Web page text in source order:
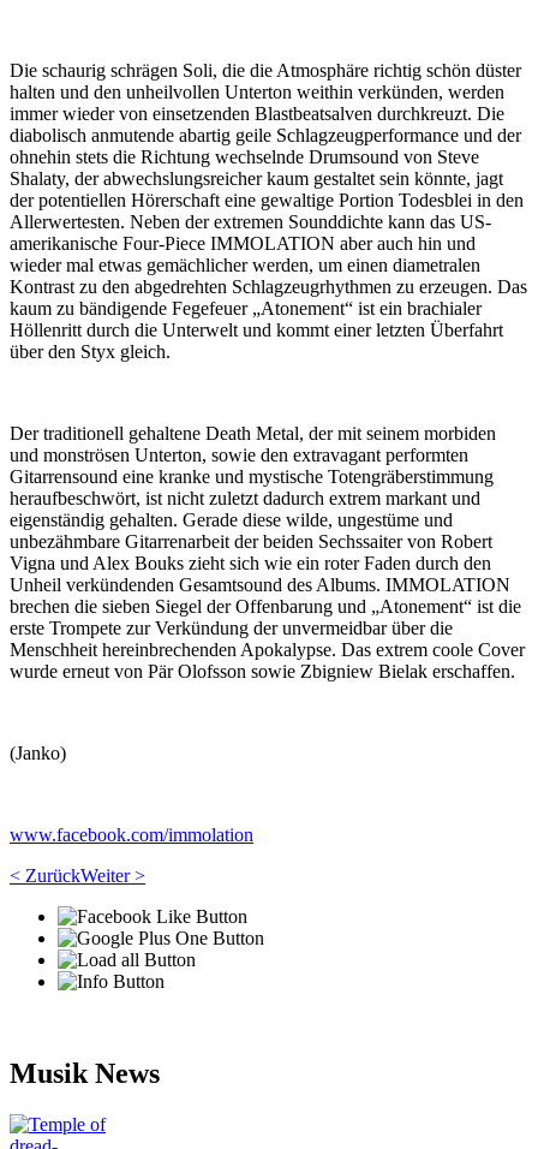
Die schaurig schrägen Soli, die die Atmosphäre richtig schön düster
halten und den unheilvollen Unterton weithin verkünden, werden
immer wieder von einsetzenden Blastbeatsalven durchkreuzt. Die
diabolisch anmutende abartig geile Schlagzeugperformance und der
ohnehin stets die Richtung wechselnde Drumsound von Steve
Shalaty, der abwechslungsreicher kaum gestaltet sein könnte, jagt
der potentiellen Hörerschaft eine gewaltige Portion Todesblei in den
Allerwertesten. Neben der extremen Sounddichte kann das US-
amerikanische Four-Piece IMMOLATION aber auch hin und
wieder mal etwas gemächlicher werden, um einen diametralen
Kontrast zu den abgedrehten Schlagzeugrhythmen zu erzeugen. Das
kaum zu bändigende Fegefeuer „Atonement“ ist ein brachialer
Höllenritt durch die Unterwelt und kommt einer letzten Überfahrt
über den Styx gleich.
Der traditionell gehaltene Death Metal, der mit seinem morbiden
und monströsen Unterton, sowie den extravagant performten
Gitarrensound eine kranke und mystische Totengräberstimmung
heraufbeschwört, ist nicht zuletzt dadurch extrem markant und
eigenständig gehalten. Gerade diese wilde, ungestüme und
unbezähmbare Gitarrenarbeit der beiden Sechssaiter von Robert
Vigna und Alex Bouks zieht sich wie ein roter Faden durch den
Unheil verkündenden Gesamtsound des Albums. IMMOLATION
brechen die sieben Siegel der Offenbarung und „Atonement“ ist die
erste Trompete zur Verkündung der unvermeidbar über die
Menschheit hereinbrechenden Apokalypse. Das extrem coole Cover
wurde erneut von Pär Olofsson sowie Zbigniew Bielak erschaffen.
(Janko)
www.facebook.com/immolation
< ZurückWeiter >
Musik News